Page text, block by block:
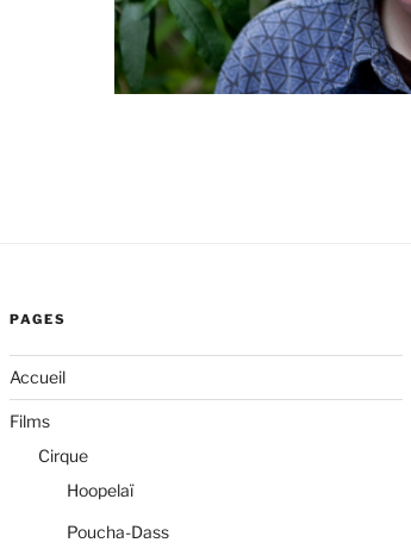
PAGES
Accueil
Films
Cirque
Hoopelaï
Poucha-Dass